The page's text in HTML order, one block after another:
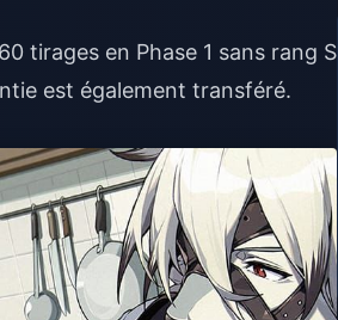
tirages en Phase 1 sans rang S
est également transféré.